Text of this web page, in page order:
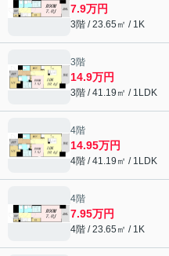
7.9万円
3階 / 23.65㎡ / 1K
3階
14.9万円
3階 / 41.19㎡ / 1LDK
4階
14.95万円
4階 / 41.19㎡ / 1LDK
4階
7.95万円
4階 / 23.65㎡ / 1K